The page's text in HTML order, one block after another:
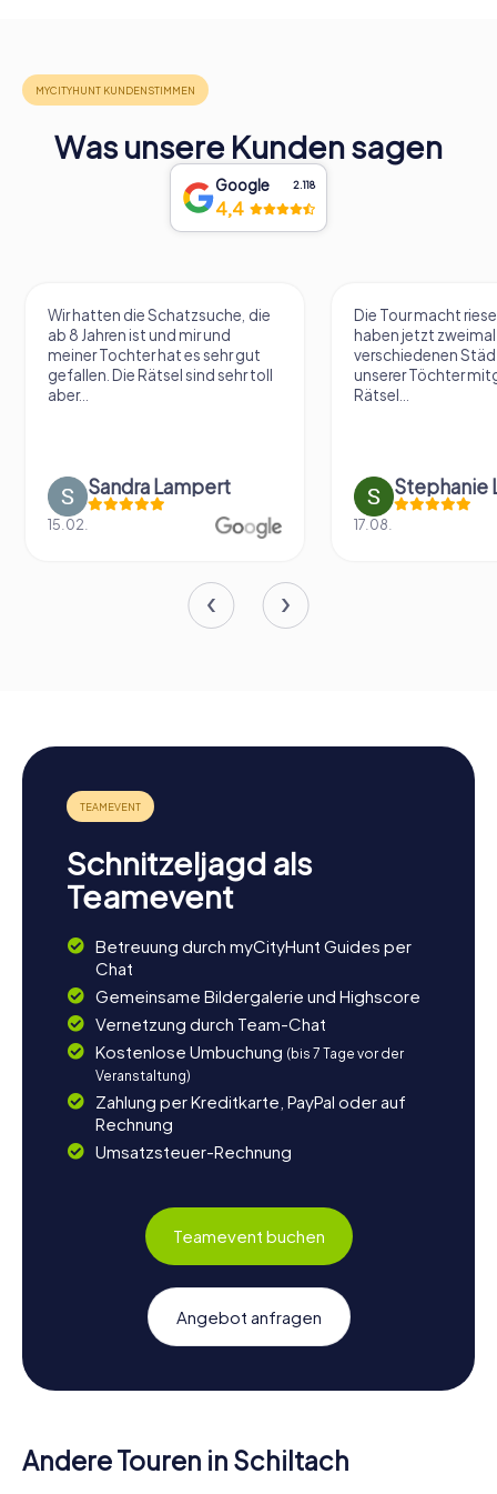
Was unsere Kunden sagen
Google 2.118
4,4
Wir hatten die Schatzsuche, die
ab 8 Jahren ist und mir und
meiner Tochter hat es sehr gut
gefallen. Die Rätsel sind sehr toll
aber...
Sandra Lampert
15.02.
Die Tour macht
haben jetzt zweimal
verschiedenen
unserer Töchter
Rätsel...
Stephanie
17.08.
Schnitzeljagd als
Teamevent
Betreuung durch myCityHunt Guides per
Chat
Gemeinsame Bildergalerie und Highscore
Vernetzung durch Team-Chat
Kostenlose Umbuchung (bis 7 Tage vor der
Veranstaltung)
Zahlung per Kreditkarte, PayPal oder auf
Rechnung
Umsatzsteuer-Rechnung
Teamevent buchen
Angebot anfragen
Andere Touren in Schiltach